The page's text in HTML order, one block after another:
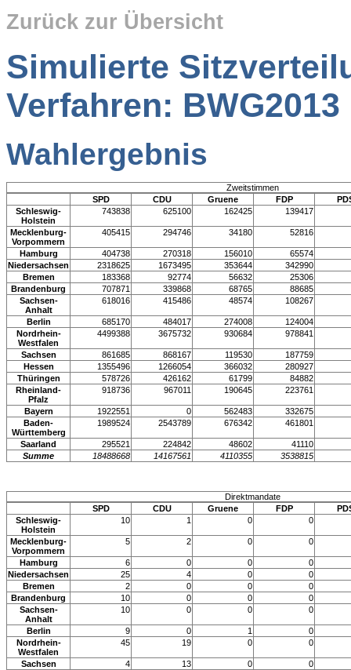
Zurück zur Übersicht
Simulierte
Verfahren: BWG2013
Wahlergebnis
Zweitstimmen
SPD
CDU Gruene FDP
Schleswig-
Holstein
743838 625100 162425 139417
Mecklenburg-
Vorpommern
405415 294746 34180 52816
Hamburg 404738 270318 156010
65574
Niedersachsen
2318625 1673495 353644
342990
Bremen
183368 92774 56632
25306
Brandenburg
707871 339868 68765
88685
Sachsen-
Anhalt
618016 415486 48574 108267
Berlin 685170 484017 274008
124004
Nordrhein-
Westfalen
4499388 3675732 930684 978841
Sachsen 861685 868167 119530
187759
Hessen
1355496 1266054 366032
280927
Thüringen
578726 426162 61799
84882
Rheinland-
Pfalz
918736 967011 190645 223761
Bayern 1922551 0 562483
332675
Baden-
Württemberg
1989524 2543789 676342 461801
Saarland 295521 224842 48602
41110
Summe
18488668 14167561 4110355 3538815
Direktmandate
SPD
CDU Gruene FDP
Schleswig-
Holstein
10 1 0 0
Mecklenburg-
Vorpommern
5 2 0 0
Hamburg 6 0 0
0
Niedersachsen
25 4 0
0
Bremen
2 0 0
0
Brandenburg
10 0 0
0
Sachsen-
Anhalt
10 0 0 0
Berlin 9 0 1
0
Nordrhein-
Westfalen
45 19 0 0
Sachsen 4 13 0
0